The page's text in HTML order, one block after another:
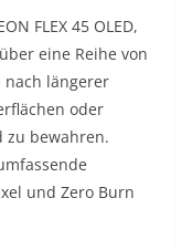
FLEX 45 OLED,
eine Reihe von
nach längerer
oder
zu bewahren.
und Zero Burn